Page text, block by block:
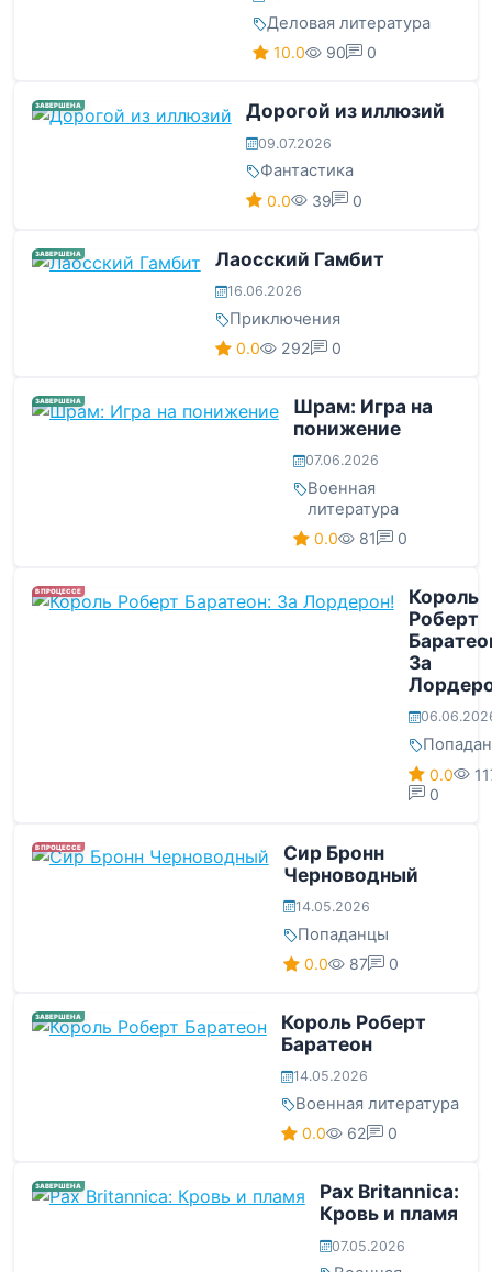
Деловая литература
10.0 90 0
ЗАВЕРШЕНА Дорогой из иллюзий
09.07.2026
Фантастика
0.0 39 0
ЗАВЕРШЕНА Лаосский Гамбит
16.06.2026
Приключения
0.0 292 0
ЗАВЕРШЕНА
Шрам: Игра на
понижение
07.06.2026
Военная
литература
0.0 81 0
В ПРОЦЕССЕ
Король
Роберт
За
0.0
0
В ПРОЦЕССЕ
Сир Бронн
Черноводный
14.05.2026
Попаданцы
0.0 87 0
ЗАВЕРШЕНА
Король Роберт
Баратеон
14.05.2026
Военная литература
0.0 62 0
ЗАВЕРШЕНА
Pax Britannica:
Кровь и пламя
07.05.2026